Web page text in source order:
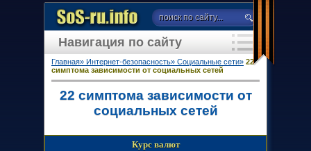
Главная» Интернет-безопасность» Социальные сети» 22
cимптома зависимости от социальных сетей
22 cимптома зависимости от
социальных сетей
Курс валют
Навигация по сайту